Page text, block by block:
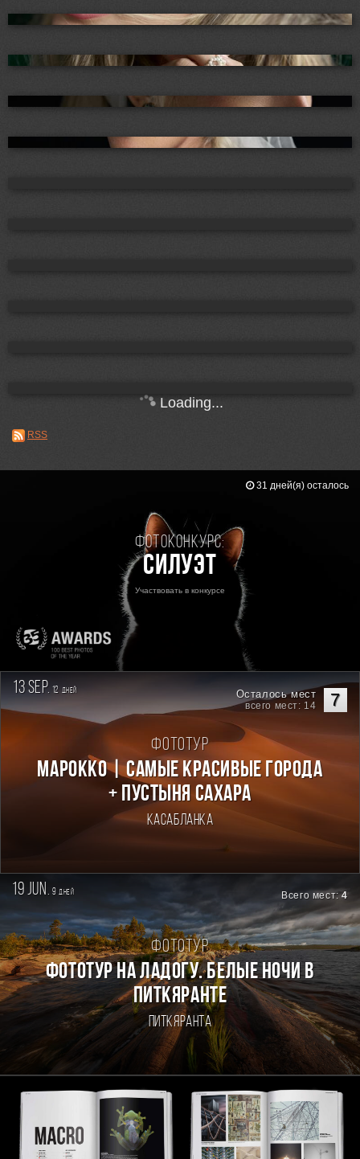
Loading...
RSS
Фотоконкурс:
Силуэт
Участвовать в конкурсе
31 дней(я) осталось
13 sep. 12 дней 7
Осталось мест
всего мест: 14
Фототур
Марокко | Самые красивые города
+ пустыня Сахара
Касабланка
19 jun. 9 дней Всего мест:4
Фототур
Фототур на Ладогу. Белые ночи в
Питкяранте
Питкяранта